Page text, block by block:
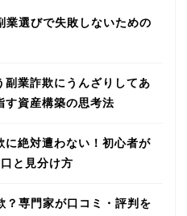
業選びで失敗しないための
副業詐欺にうんざりしてあ
す資産構築の思考法
に絶対遭わない！初心者が
と見分け方
専門家が口コミ・評判を